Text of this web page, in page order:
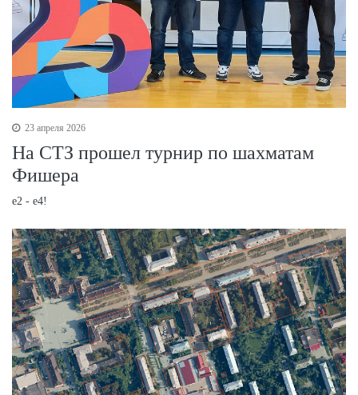
23 апреля 2026
На СТЗ прошел турнир по шахматам
Фишера
е2 - е4!